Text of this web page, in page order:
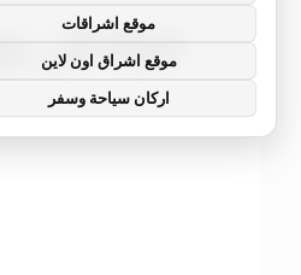
موقع اشراقات
موقع اشراق اون لاين
اركان سياحة وسفر